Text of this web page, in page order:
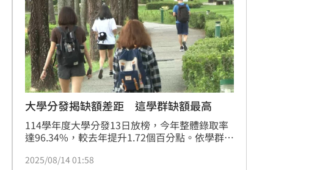
大學分發揭缺額差距 這學群缺額最高
114學年度大學分發13日放榜，今年整體錄取率
達96.34%，較去年提升1.72個百分點。依學群區
跨領域學群則以10.87%居次。相較之下，理工
2025/08/14 01:58